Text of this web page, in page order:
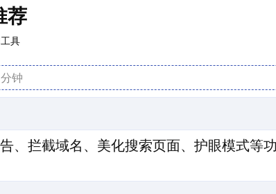
荐
具
钟
、拦截域名、美化搜索页面、护眼模式等